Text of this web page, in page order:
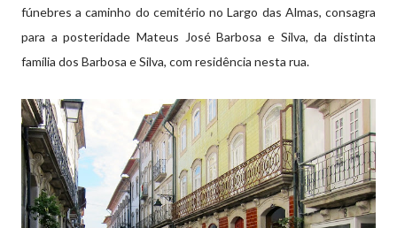
fúnebres a caminho do cemitério no Largo das Almas, consagra
para a posteridade Mateus José Barbosa e Silva, da distinta
família dos Barbosa e Silva, com residência nesta rua.